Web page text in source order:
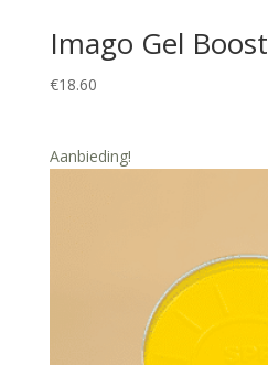
Imago Gel Boost
€18.60
Aanbieding!